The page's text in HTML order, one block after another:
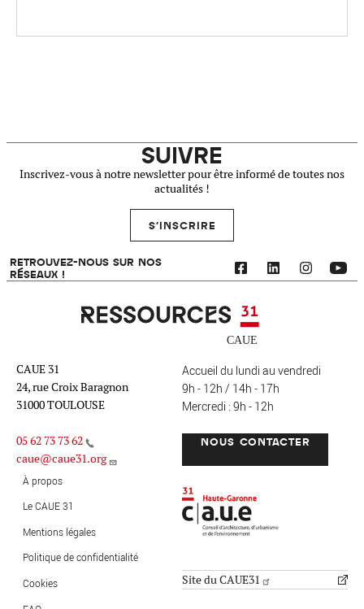
SUIVRE
Inscrivez-vous à notre newsletter pour être informé de toutes nos
actualités !
S'INSCRIRE
RETROUVEZ-NOUS SUR NOS
RÉSEAUX !
Ressources 31
CAUE 31
24, rue Croix Baragnon
31000 TOULOUSE
05 62 73 73 62
caue@caue31.org
Accueil du lundi au vendredi
9h - 12h / 14h - 17h
Mercredi : 9h - 12h
NOUS CONTACTER
MENU PIED DE PAGE
À propos
Le CAUE 31
Mentions légales
Politique de confidentialité
Cookies
Site du CAUE31